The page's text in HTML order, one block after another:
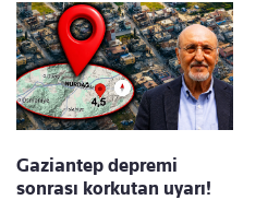
Gaziantep depremi
sonrası korkutan uyarı!